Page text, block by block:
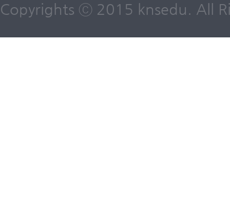
Copyrights ⓒ 2015 knsedu. All